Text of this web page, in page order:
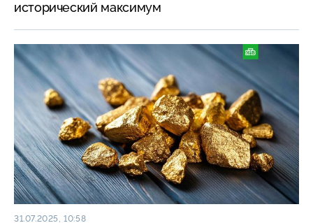
исторический максимум
31.07.2025, 10:58